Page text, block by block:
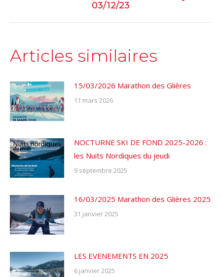
03/12/23
Articles similaires
15/03/2026 Marathon des Glières
11 mars 2026
NOCTURNE SKI DE FOND 2025-2026 :
les Nuits Nordiques du jeudi
9 septembre 2025
16/03/2025 Marathon des Glières 2025
31 janvier 2025
LES EVENEMENTS EN 2025
6 janvier 2025